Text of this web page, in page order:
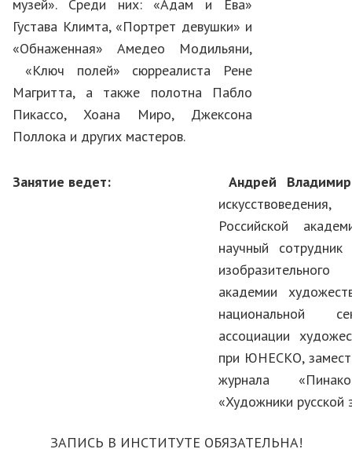
музей». Среди них: «Адам и Ева»
Густава Климта, «Портрет девушки» и
«Обнаженная» Амедео Модильяни,
«Ключ полей» сюрреалиста Рене
Магритта, а также полотна Пабло
Пикассо, Хоана Миро, Джексона
Поллока и других мастеров.
Занятие ведет:
Андрей
Российской
научный
академии
национальной
ассоциации
при ЮНЕСКО,
журнала
«Художники русской
ЗАПИСЬ В ИНСТИТУТЕ ОБЯЗАТЕЛЬНА!